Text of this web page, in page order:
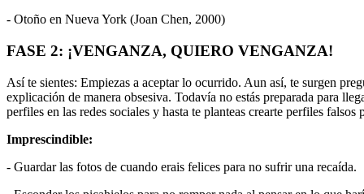
- Otoño en Nueva York (Joan Chen, 2000)
FASE 2: ¡VENGANZA, QUIERO VENGANZA!
Así te sientes: Empiezas a aceptar lo ocurrido. Aun así, te surgen
explicación de manera obsesiva. Todavía no estás preparada para
perfiles en las redes sociales y hasta te planteas crearte perfiles falsos
Imprescindible:
- Guardar las fotos de cuando erais felices para no sufrir una recaída.